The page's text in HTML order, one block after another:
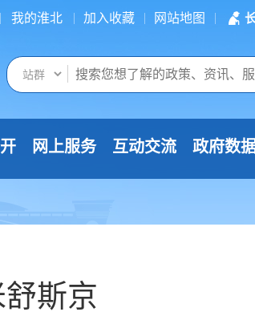
我的淮北 加入收藏 网站地图
网上服务 互动交流 政府数
斯京